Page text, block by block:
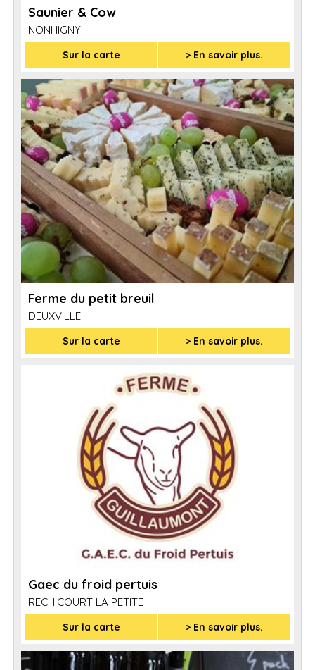
Saunier & Cow
NONHIGNY
Sur la carte > En savoir plus.
Ferme du petit breuil
DEUXVILLE
Sur la carte > En savoir plus.
Gaec du froid pertuis
RECHICOURT LA PETITE
Sur la carte > En savoir plus.